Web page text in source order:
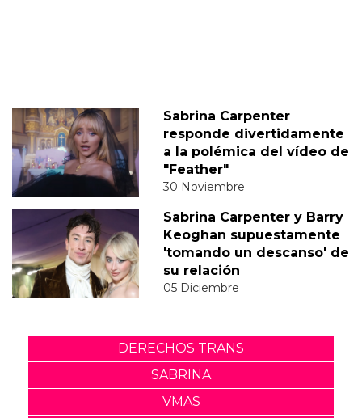
Sabrina Carpenter
responde divertidamente
a la polémica del vídeo de
"Feather"
30 Noviembre
Sabrina Carpenter y Barry
Keoghan supuestamente
'tomando un descanso' de
su relación
05 Diciembre
DERECHOS TRANS
SABRINA
VMAS